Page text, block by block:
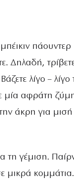
πάουντερ
Δηλαδή,
λίγο –
μία αφράτη
άκρη για
τη γέμιση.
μικρά